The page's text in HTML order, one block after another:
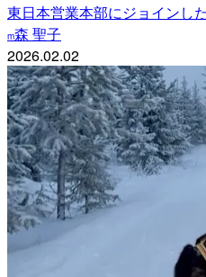
東日本営業本部にジョインし
m森 聖子
2026.02.02